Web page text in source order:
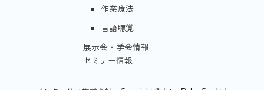
作業療法
言語聴覚
展示会・学会情報
セミナー情報